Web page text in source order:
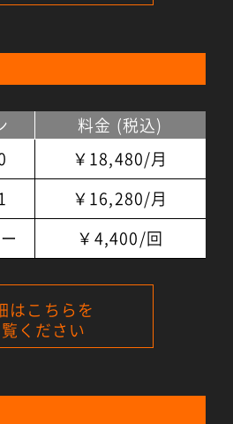
料金 (税込)
￥18,480/月
￥16,280/月
￥4,400/回
はこちらを
ください